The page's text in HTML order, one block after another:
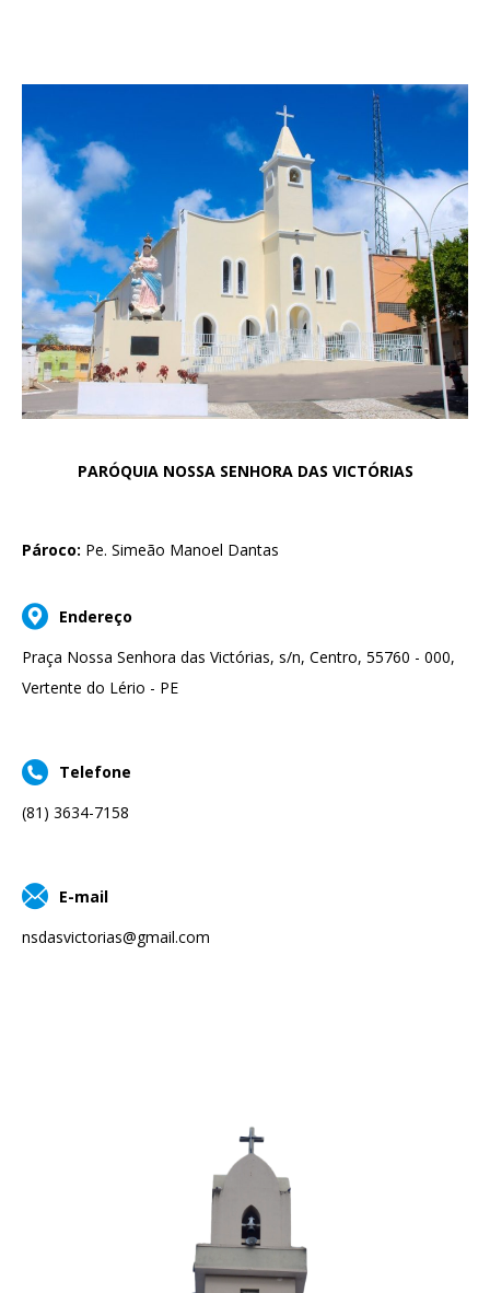
PARÓQUIA NOSSA SENHORA DAS VICTÓRIAS
Pároco: Pe. Simeão Manoel Dantas
Endereço
Praça Nossa Senhora das Victórias, s/n, Centro, 55760 - 000,
Vertente do Lério - PE
Telefone
(81) 3634-7158
E-mail
nsdasvictorias@gmail.com